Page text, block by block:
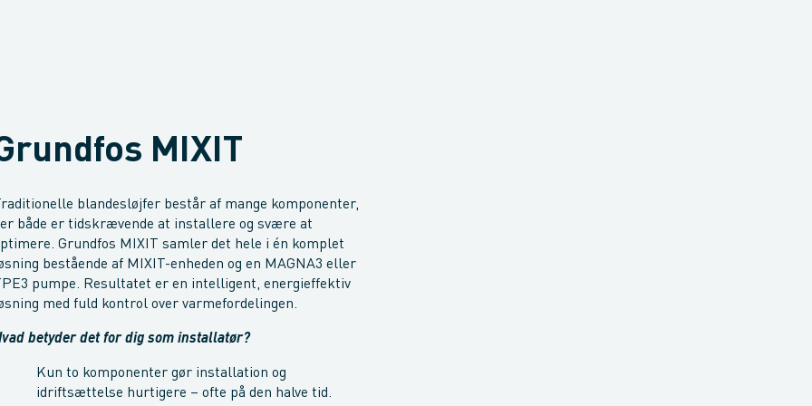
MIXIT
blandesløjfer består af mange komponenter,
både er tidskrævende at installere og svære at
Grundfos MIXIT samler det hele i én komplet
bestående af MIXIT-enheden og en MAGNA3 eller
pumpe. Resultatet er en intelligent, energieffektiv
med fuld kontrol over varmefordelingen.
betyder det for dig som installatør?
Kun to komponenter gør installation og
idriftsættelse hurtigere – ofte på den halve tid.